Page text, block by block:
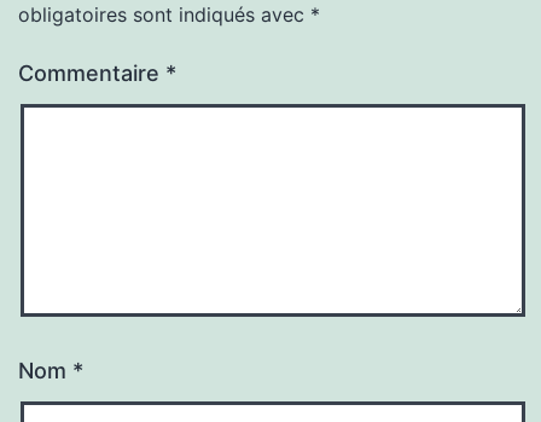
obligatoires sont indiqués avec *
Commentaire *
Nom *